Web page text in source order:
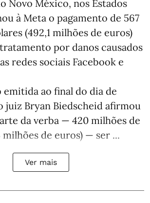
Novo México, nos Estados
à Meta o pagamento de 567
(492,1 milhões de euros)
por danos causados
redes sociais Facebook e
emitida ao final do dia de
juiz Bryan Biedscheid afirmou
da verba — 420 milhões de
milhões de euros) — ser ...
Ver mais